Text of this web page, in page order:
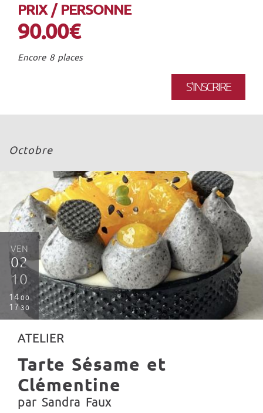
PRIX / PERSONNE
90.00€
Encore 8 places
S'INSCRIRE
Octobre
VEN
02
10
14 00
1730
ATELIER
Tarte Sésame et
Clémentine
par Sandra Faux